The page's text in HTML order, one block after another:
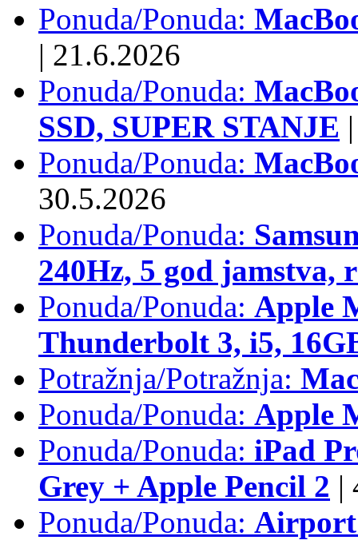
Ponuda/Ponuda:
| 21.6.2026
Ponuda/Ponuda:
SSD, SUPER STANJE |
Ponuda/Ponuda:
30.5.2026
Ponuda/Ponuda:
240Hz, 5 god jamstva,
Ponuda/Ponuda: Apple
Thunderbolt 3, i5,
Potražnja/Potražnja:
Ponuda/Ponuda: Apple
Ponuda/Ponuda: iPad
Grey + Apple Pencil 2 |
Ponuda/Ponuda: Airport